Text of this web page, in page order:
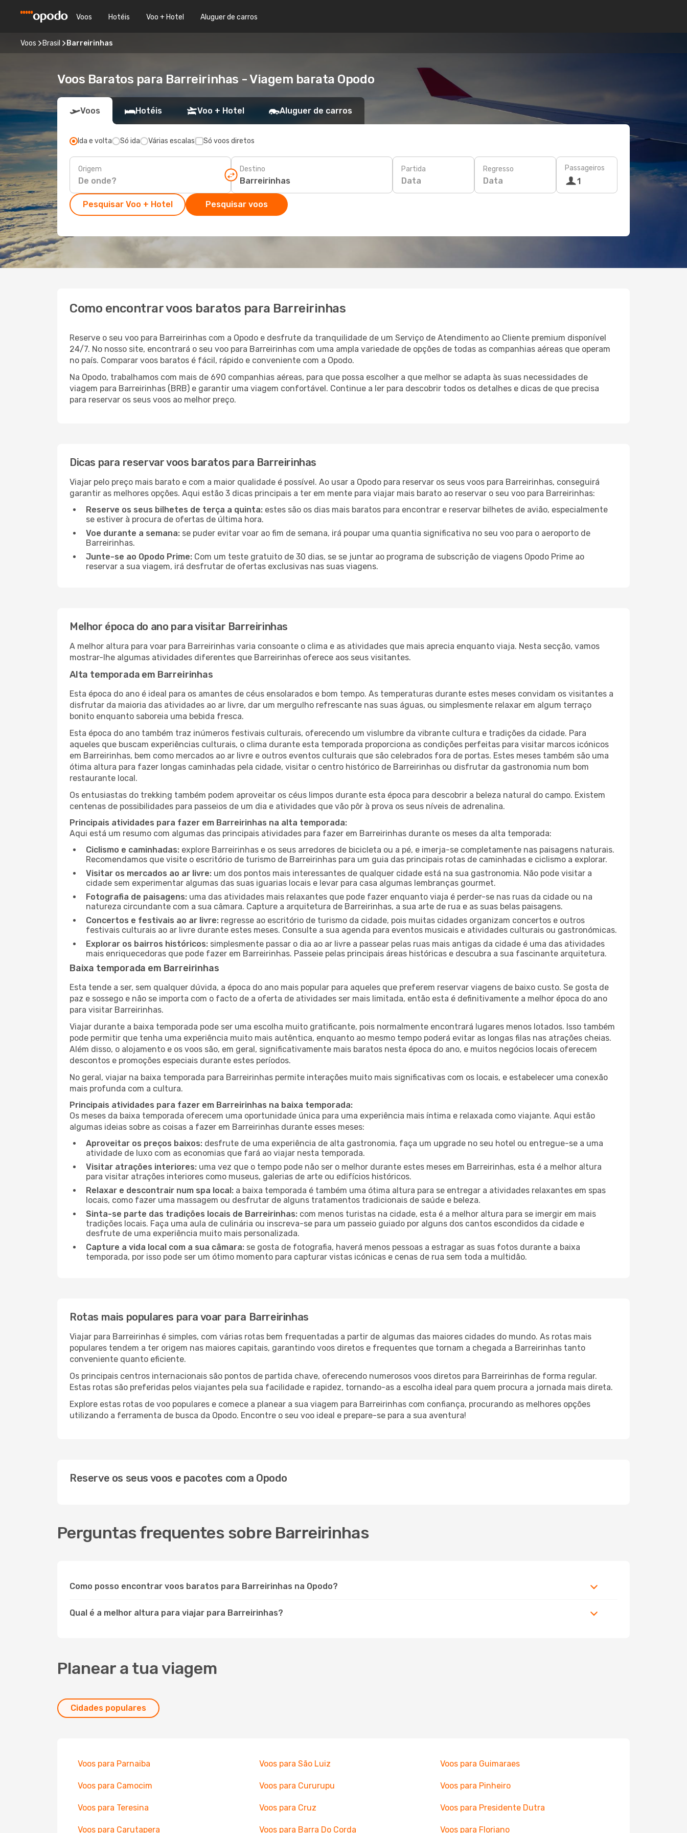
Voos Hotéis Voo + Hotel Aluguer de carros
Voos Brasil Barreirinhas
Voos Baratos para Barreirinhas - Viagem barata Opodo
Voos Hotéis Voo + Hotel Aluguer de carros
Ida e volta Só ida Várias escalas Só voos diretos
Origem Destino Partida
Data
Regresso
Data
Passageiros
1
Pesquisar Voo + Hotel Pesquisar voos
Como encontrar voos baratos para Barreirinhas
Reserve o seu voo para Barreirinhas com a Opodo e desfrute da tranquilidade de um Serviço de Atendimento ao Cliente premium disponível
24/7. No nosso site, encontrará o seu voo para Barreirinhas com uma ampla variedade de opções de todas as companhias aéreas que operam
no país. Comparar voos baratos é fácil, rápido e conveniente com a Opodo.
Na Opodo, trabalhamos com mais de 690 companhias aéreas, para que possa escolher a que melhor se adapta às suas necessidades de
viagem para Barreirinhas (BRB) e garantir uma viagem confortável. Continue a ler para descobrir todos os detalhes e dicas de que precisa
para reservar os seus voos ao melhor preço.
Dicas para reservar voos baratos para Barreirinhas
Viajar pelo preço mais barato e com a maior qualidade é possível. Ao usar a Opodo para reservar os seus voos para Barreirinhas, conseguirá
garantir as melhores opções. Aqui estão 3 dicas principais a ter em mente para viajar mais barato ao reservar o seu voo para Barreirinhas:
Reserve os seus bilhetes de terça a quinta: estes são os dias mais baratos para encontrar e reservar bilhetes de avião, especialmente
se estiver à procura de ofertas de última hora.
Voe durante a semana: se puder evitar voar ao fim de semana, irá poupar uma quantia significativa no seu voo para o aeroporto de
Barreirinhas.
Junte-se ao Opodo Prime: Com um teste gratuito de 30 dias, se se juntar ao programa de subscrição de viagens Opodo Prime ao
reservar a sua viagem, irá desfrutar de ofertas exclusivas nas suas viagens.
Melhor época do ano para visitar Barreirinhas
A melhor altura para voar para Barreirinhas varia consoante o clima e as atividades que mais aprecia enquanto viaja. Nesta secção, vamos
mostrar-lhe algumas atividades diferentes que Barreirinhas oferece aos seus visitantes.
Alta temporada em Barreirinhas
Esta época do ano é ideal para os amantes de céus ensolarados e bom tempo. As temperaturas durante estes meses convidam os visitantes a
disfrutar da maioria das atividades ao ar livre, dar um mergulho refrescante nas suas águas, ou simplesmente relaxar em algum terraço
bonito enquanto saboreia uma bebida fresca.
Esta época do ano também traz inúmeros festivais culturais, oferecendo um vislumbre da vibrante cultura e tradições da cidade. Para
aqueles que buscam experiências culturais, o clima durante esta temporada proporciona as condições perfeitas para visitar marcos icónicos
em Barreirinhas, bem como mercados ao ar livre e outros eventos culturais que são celebrados fora de portas. Estes meses também são uma
ótima altura para fazer longas caminhadas pela cidade, visitar o centro histórico de Barreirinhas ou disfrutar da gastronomia num bom
restaurante local.
Os entusiastas do trekking também podem aproveitar os céus limpos durante esta época para descobrir a beleza natural do campo. Existem
centenas de possibilidades para passeios de um dia e atividades que vão pôr à prova os seus níveis de adrenalina.
Principais atividades para fazer em Barreirinhas na alta temporada:
Aqui está um resumo com algumas das principais atividades para fazer em Barreirinhas durante os meses da alta temporada:
Ciclismo e caminhadas: explore Barreirinhas e os seus arredores de bicicleta ou a pé, e imerja-se completamente nas paisagens naturais.
Recomendamos que visite o escritório de turismo de Barreirinhas para um guia das principais rotas de caminhadas e ciclismo a explorar.
Visitar os mercados ao ar livre: um dos pontos mais interessantes de qualquer cidade está na sua gastronomia. Não pode visitar a
cidade sem experimentar algumas das suas iguarias locais e levar para casa algumas lembranças gourmet.
Fotografia de paisagens: uma das atividades mais relaxantes que pode fazer enquanto viaja é perder-se nas ruas da cidade ou na
natureza circundante com a sua câmara. Capture a arquitetura de Barreirinhas, a sua arte de rua e as suas belas paisagens.
Concertos e festivais ao ar livre: regresse ao escritório de turismo da cidade, pois muitas cidades organizam concertos e outros
festivais culturais ao ar livre durante estes meses. Consulte a sua agenda para eventos musicais e atividades culturais ou gastronómicas.
Explorar os bairros históricos: simplesmente passar o dia ao ar livre a passear pelas ruas mais antigas da cidade é uma das atividades
mais enriquecedoras que pode fazer em Barreirinhas. Passeie pelas principais áreas históricas e descubra a sua fascinante arquitetura.
Baixa temporada em Barreirinhas
Esta tende a ser, sem qualquer dúvida, a época do ano mais popular para aqueles que preferem reservar viagens de baixo custo. Se gosta de
paz e sossego e não se importa com o facto de a oferta de atividades ser mais limitada, então esta é definitivamente a melhor época do ano
para visitar Barreirinhas.
Viajar durante a baixa temporada pode ser uma escolha muito gratificante, pois normalmente encontrará lugares menos lotados. Isso também
pode permitir que tenha uma experiência muito mais autêntica, enquanto ao mesmo tempo poderá evitar as longas filas nas atrações cheias.
Além disso, o alojamento e os voos são, em geral, significativamente mais baratos nesta época do ano, e muitos negócios locais oferecem
descontos e promoções especiais durante estes períodos.
No geral, viajar na baixa temporada para Barreirinhas permite interações muito mais significativas com os locais, e estabelecer uma conexão
mais profunda com a cultura.
Principais atividades para fazer em Barreirinhas na baixa temporada:
Os meses da baixa temporada oferecem uma oportunidade única para uma experiência mais íntima e relaxada como viajante. Aqui estão
algumas ideias sobre as coisas a fazer em Barreirinhas durante esses meses:
Aproveitar os preços baixos: desfrute de uma experiência de alta gastronomia, faça um upgrade no seu hotel ou entregue-se a uma
atividade de luxo com as economias que fará ao viajar nesta temporada.
Visitar atrações interiores: uma vez que o tempo pode não ser o melhor durante estes meses em Barreirinhas, esta é a melhor altura
para visitar atrações interiores como museus, galerias de arte ou edifícios históricos.
Relaxar e descontrair num spa local: a baixa temporada é também uma ótima altura para se entregar a atividades relaxantes em spas
locais, como fazer uma massagem ou desfrutar de alguns tratamentos tradicionais de saúde e beleza.
Sinta-se parte das tradições locais de Barreirinhas: com menos turistas na cidade, esta é a melhor altura para se imergir em mais
tradições locais. Faça uma aula de culinária ou inscreva-se para um passeio guiado por alguns dos cantos escondidos da cidade e
desfrute de uma experiência muito mais personalizada.
Capture a vida local com a sua câmara: se gosta de fotografia, haverá menos pessoas a estragar as suas fotos durante a baixa
temporada, por isso pode ser um ótimo momento para capturar vistas icónicas e cenas de rua sem toda a multidão.
Rotas mais populares para voar para Barreirinhas
Viajar para Barreirinhas é simples, com várias rotas bem frequentadas a partir de algumas das maiores cidades do mundo. As rotas mais
populares tendem a ter origem nas maiores capitais, garantindo voos diretos e frequentes que tornam a chegada a Barreirinhas tanto
conveniente quanto eficiente.
Os principais centros internacionais são pontos de partida chave, oferecendo numerosos voos diretos para Barreirinhas de forma regular.
Estas rotas são preferidas pelos viajantes pela sua facilidade e rapidez, tornando-as a escolha ideal para quem procura a jornada mais direta.
Explore estas rotas de voo populares e comece a planear a sua viagem para Barreirinhas com confiança, procurando as melhores opções
utilizando a ferramenta de busca da Opodo. Encontre o seu voo ideal e prepare-se para a sua aventura!
Reserve os seus voos e pacotes com a Opodo
Perguntas frequentes sobre Barreirinhas
Como posso encontrar voos baratos para Barreirinhas na Opodo?
Qual é a melhor altura para viajar para Barreirinhas?
Planear a tua viagem
Cidades populares
Voos para Parnaiba Voos para São Luiz Voos para Guimaraes
Voos para Camocim Voos para Cururupu Voos para Pinheiro
Voos para Teresina Voos para Cruz Voos para Presidente Dutra
Voos para Carutapera Voos para Barra Do Corda Voos para Floriano